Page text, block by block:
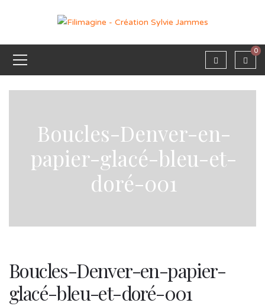
0
Boucles-Denver-en-
papier-glacé-bleu-et-
doré-001
Boucles-Denver-en-papier-
glacé-bleu-et-doré-001